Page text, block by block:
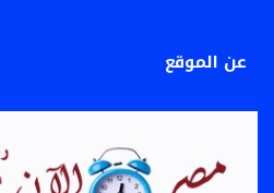
عن الموقع